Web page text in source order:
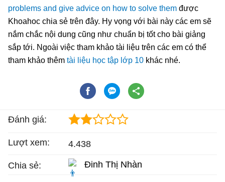
problems and give advice on how to solve them được
Khoahoc chia sẻ trên đây. Hy vọng với bài này các em sẽ
nắm chắc nội dung cũng như chuẩn bị tốt cho bài giảng
sắp tới. Ngoài việc tham khảo tài liệu trên các em có thể
tham khảo thêm tài liệu học tập lớp 10 khác nhé.
Đánh giá:
Lượt xem: 4.438
Chia sẻ: Đinh Thị Nhàn